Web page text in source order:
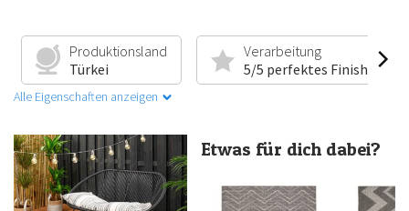
Produktionsland
Türkei
Verarbeitung
5/5 perfektes Finish
Alle Eigenschaften anzeigen
Etwas für dich dabei?